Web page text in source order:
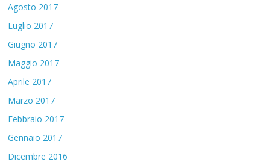
Agosto 2017
Luglio 2017
Giugno 2017
Maggio 2017
Aprile 2017
Marzo 2017
Febbraio 2017
Gennaio 2017
Dicembre 2016